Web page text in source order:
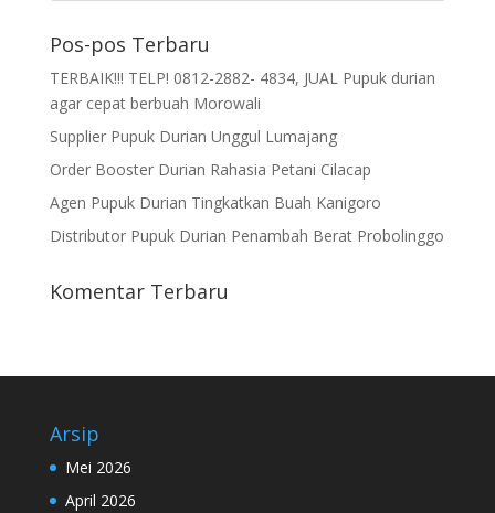
Pos-pos Terbaru
TERBAIK!!! TELP! 0812-2882- 4834, JUAL Pupuk durian
agar cepat berbuah Morowali
Supplier Pupuk Durian Unggul Lumajang
Order Booster Durian Rahasia Petani Cilacap
Agen Pupuk Durian Tingkatkan Buah Kanigoro
Distributor Pupuk Durian Penambah Berat Probolinggo
Komentar Terbaru
Arsip
Mei 2026
April 2026